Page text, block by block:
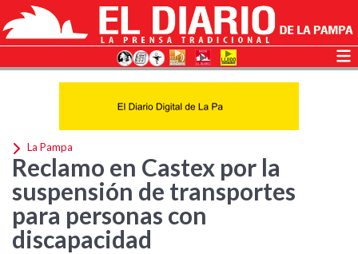
La Pampa
Reclamo en Castex por la
suspensión de transportes
para personas con
discapacidad